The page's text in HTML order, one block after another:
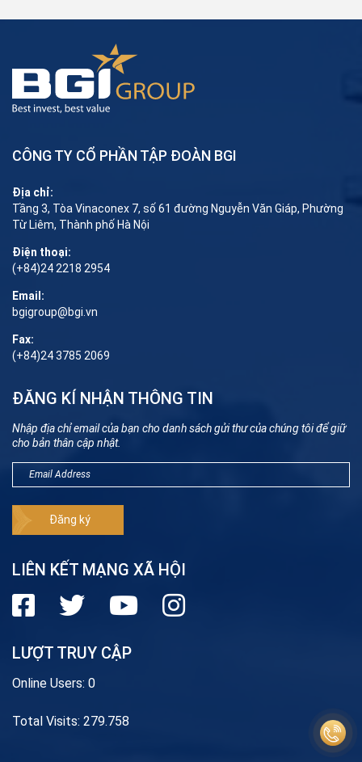
CÔNG TY CỔ PHẦN TẬP ĐOÀN BGI
Địa chỉ:
Tầng 3, Tòa Vinaconex 7, số 61 đường Nguyễn Văn Giáp, Phường
Từ Liêm, Thành phố Hà Nội
Điện thoại:
(+84)24 2218 2954
Email:
bgigroup@bgi.vn
Fax:
(+84)24 3785 2069
ĐĂNG KÍ NHẬN THÔNG TIN
Nhập địa chỉ email của bạn cho danh sách gửi thư của chúng tôi để giữ
cho bản thân cập nhật.
LIÊN KẾT MẠNG XÃ HỘI
LƯỢT TRUY CẬP
Online Users: 0
Total Visits: 279.758